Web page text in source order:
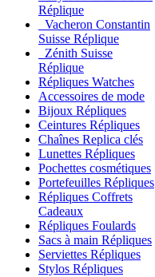
Réplique
Vacheron Constantin
Suisse Réplique
Zénith Suisse
Réplique
Répliques Watches
Accessoires de mode
Bijoux Répliques
Ceintures Répliques
Chaînes Replica clés
Lunettes Répliques
Pochettes cosmétiques
Portefeuilles Répliques
Répliques Coffrets
Cadeaux
Répliques Foulards
Sacs à main Répliques
Serviettes Répliques
Stylos Répliques